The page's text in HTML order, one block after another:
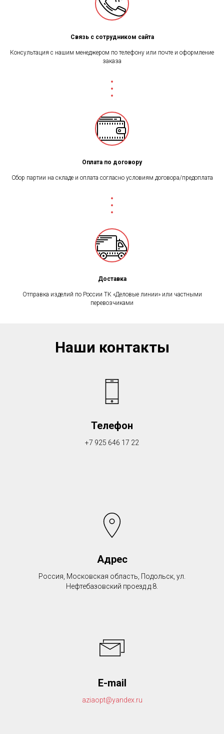
Связь с сотрудником сайта
Консультация с нашим менеджером по телефону или почте и оформление
заказа
Оплата по договору
Сбор партии на складе и оплата согласно условиям договора/предоплата
Доставка
Отправка изделий по России ТК «Деловые линии» или частными
перевозчиками
Наши контакты
Телефон
+7 925 646 17 22
Адрес
Россия, Московская область, Подольск, ул.
Нефтебазовский проезд д.8.
E-mail
aziaopt@yandex.ru